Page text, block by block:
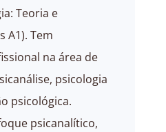
Teoria e
A1). Tem
na área de
psicologia
psicológica.
psicanalítico,